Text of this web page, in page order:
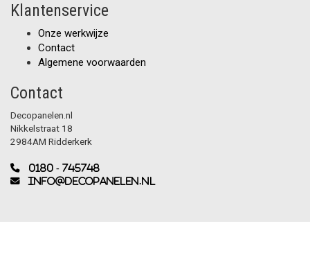
Klantenservice
Onze werkwijze
Contact
Algemene voorwaarden
Contact
Decopanelen.nl
Nikkelstraat 18
2984AM Ridderkerk
0180 - 745748
info@decopanelen.nl